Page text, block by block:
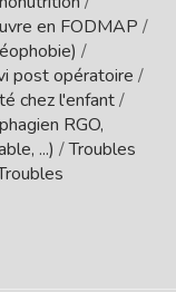
en FODMAP /
/
post opératoire /
chez l'enfant/
RGO,
...) /Troubles